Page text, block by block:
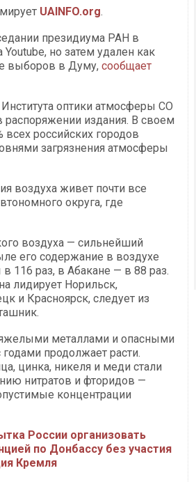
UAINFO.org.
президиума РАН в
но затем удален как
выборов в Думу, сообщает
оптики атмосферы СО
издания. В своем
всех российских городов
загрязнения атмосферы
воздуха живет почти все
округа, где
воздуха — сильнейший
его содержание в воздухе
раз, в Абакане — в 88 раз.
лидирует Норильск,
и Красноярск, следует из
металлами и опасными
продолжает расти.
цинка, никеля и меди стали
нитратов и фторидов —
концентрации
России организовать
по Донбассу без участия
Кремля